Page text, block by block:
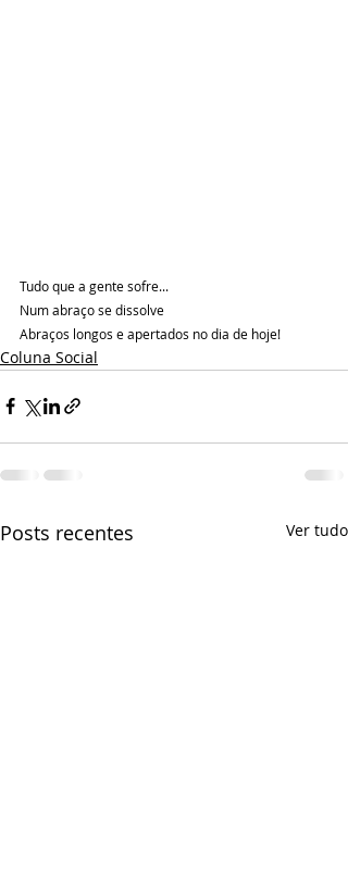
Tudo que a gente sofre...
Num abraço se dissolve
Abraços longos e apertados no dia de hoje!
Coluna Social
Posts recentes Ver tudo